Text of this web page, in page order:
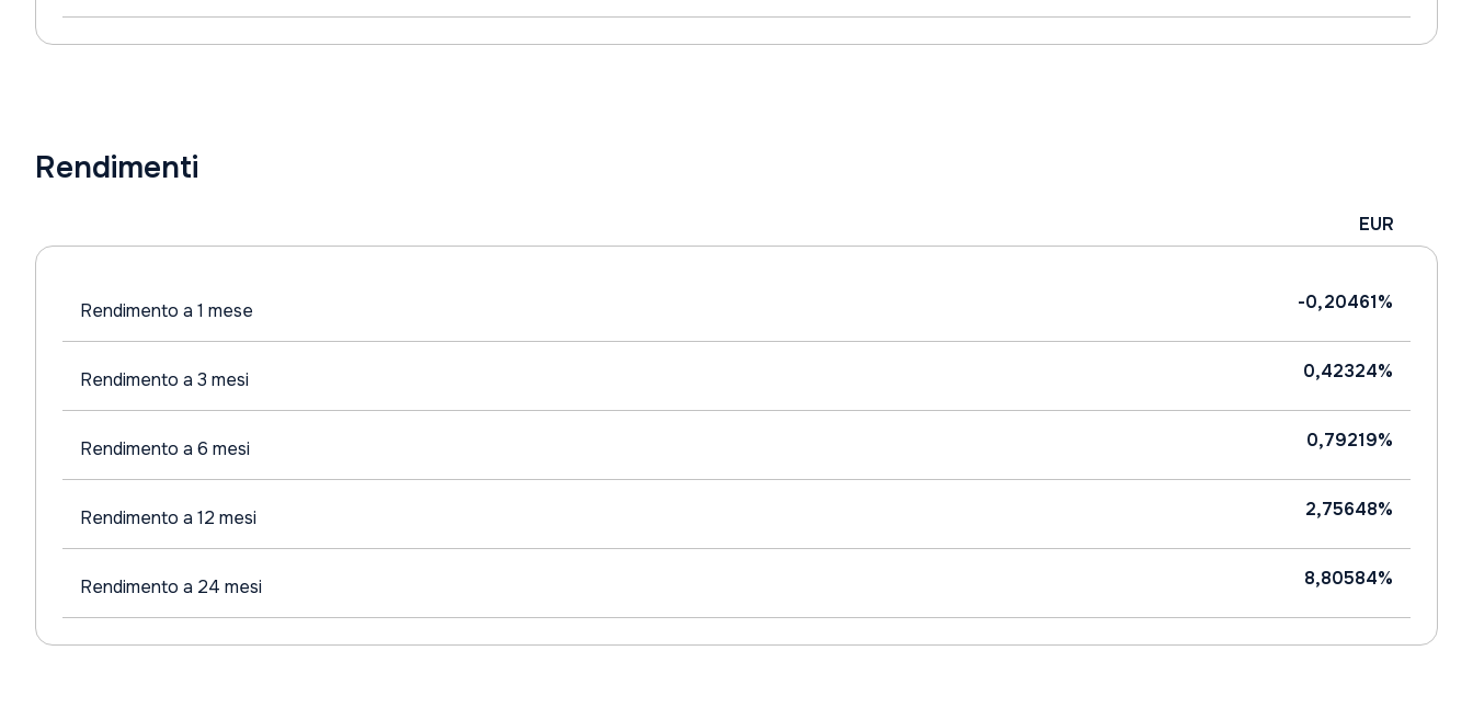
Rendimenti
EUR
Rendimento a 1 mese -0,20461%
Rendimento a 3 mesi 0,42324%
Rendimento a 6 mesi 0,79219%
Rendimento a 12 mesi 2,75648%
Rendimento a 24 mesi 8,80584%